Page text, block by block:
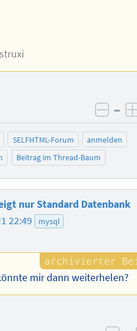
–
SELFHTML-Forum
anmelden
Beitrag im Thread-Baum
nur Standard Datenbank
22:49 mysql
mir dann weiterhelen?